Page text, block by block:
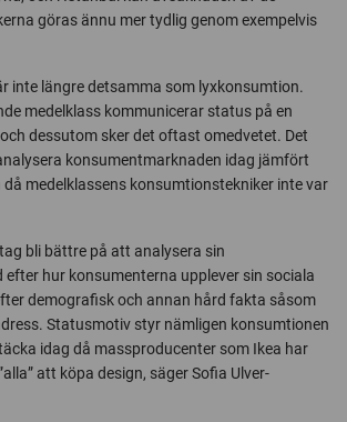
göras ännu mer tydlig genom exempelvis
inte längre detsamma som lyxkonsumtion.
medelklass kommunicerar status på en
dessutom sker det oftast omedvetet. Det
konsumentmarknaden idag jämfört
då medelklassens konsumtionstekniker inte var
bli bättre på att analysera sin
hur konsumenterna upplever sin sociala
demografisk och annan hård fakta såsom
Statusmotiv styr nämligen konsumtionen
idag då massproducenter som Ikea har
att köpa design, säger Sofia Ulver-